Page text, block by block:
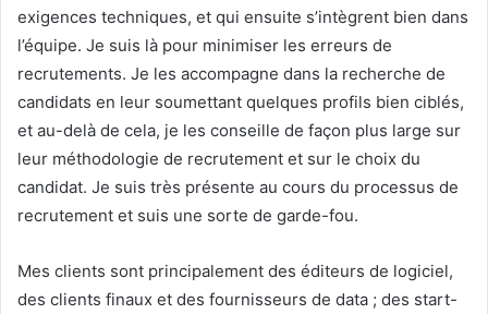
exigences techniques, et qui ensuite s’intègrent bien dans
l’équipe. Je suis là pour minimiser les erreurs de
recrutements. Je les accompagne dans la recherche de
candidats en leur soumettant quelques profils bien ciblés,
et au-delà de cela, je les conseille de façon plus large sur
leur méthodologie de recrutement et sur le choix du
candidat. Je suis très présente au cours du processus de
recrutement et suis une sorte de garde-fou.
Mes clients sont principalement des éditeurs de logiciel,
des clients finaux et des fournisseurs de data ; des start-